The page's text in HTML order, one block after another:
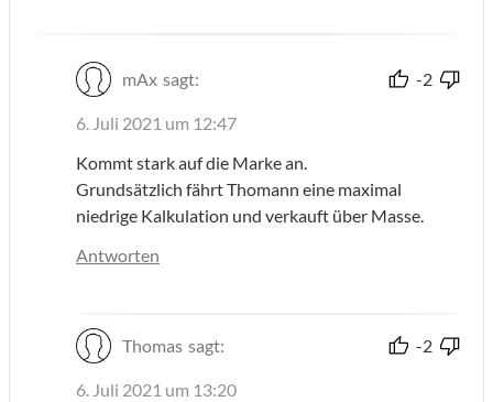
mAx sagt: -2
6. Juli 2021 um 12:47
Kommt stark auf die Marke an.
Grundsätzlich fährt Thomann eine maximal
niedrige Kalkulation und verkauft über Masse.
Antworten
Thomas sagt: -2
6. Juli 2021 um 13:20